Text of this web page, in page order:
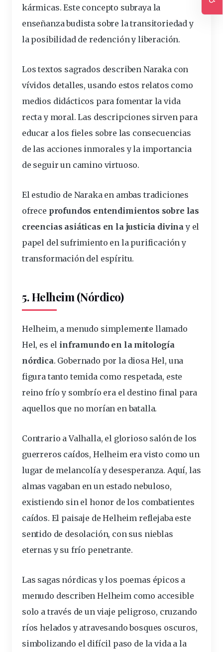
kármicas. Este concepto subraya la
enseñanza budista sobre la transitoriedad y
la posibilidad de redención y liberación.
Los textos sagrados describen Naraka con
vívidos detalles, usando estos relatos como
medios didácticos para fomentar la vida
recta y moral. Las descripciones sirven para
educar a los fieles sobre las consecuencias
de las acciones inmorales y la importancia
de seguir un camino virtuoso.
El estudio de Naraka en ambas tradiciones
ofrece profundos entendimientos sobre las
creencias asiáticas en la justicia divina y el
papel del sufrimiento en la purificación y
transformación del espíritu.
5. Helheim (Nórdico)
Helheim, a menudo simplemente llamado
Hel, es el inframundo en la mitología
nórdica. Gobernado por la diosa Hel, una
figura tanto temida como respetada, este
reino frío y sombrío era el destino final para
aquellos que no morían en batalla.
Contrario a Valhalla, el glorioso salón de los
guerreros caídos, Helheim era visto como un
lugar de melancolía y desesperanza. Aquí, las
almas vagaban en un estado nebuloso,
existiendo sin el honor de los combatientes
caídos. El paisaje de Helheim reflejaba este
sentido de desolación, con sus nieblas
eternas y su frío penetrante.
Las sagas nórdicas y los poemas épicos a
menudo describen Helheim como accesible
solo a través de un viaje peligroso, cruzando
ríos helados y atravesando bosques oscuros,
simbolizando el difícil paso de la vida a la